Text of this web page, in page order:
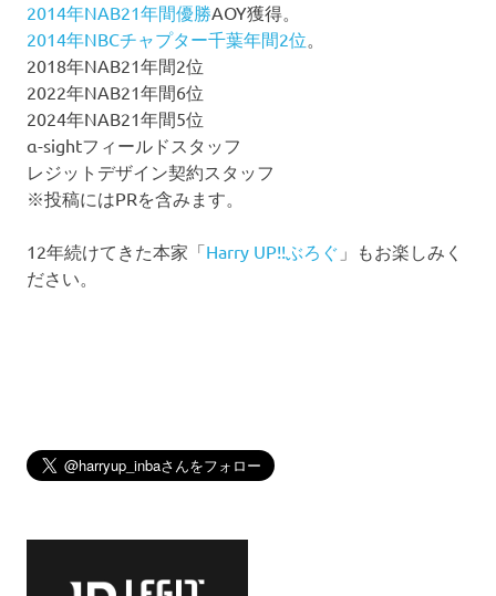
2014年NAB21年間優勝AOY獲得。
2014年NBCチャプター千葉年間2位。
2018年NAB21年間2位
2022年NAB21年間6位
2024年NAB21年間5位
α-sightフィールドスタッフ
レジットデザイン契約スタッフ
※投稿にはPRを含みます。
12年続けてきた本家「Harry UP!!ぶろぐ 」もお楽しみく
ださい。